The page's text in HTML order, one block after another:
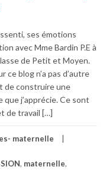
ses émotions
avec Mme Bardin P.E à
de Petit et Moyen.
blog n’a pas d’autre
de construire une
j’apprécie. Ce sont
de travail […]
maternelle
, maternelle,